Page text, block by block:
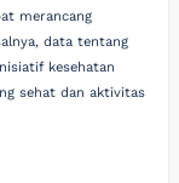
merancang
data tentang
kesehatan
sehat dan aktivitas